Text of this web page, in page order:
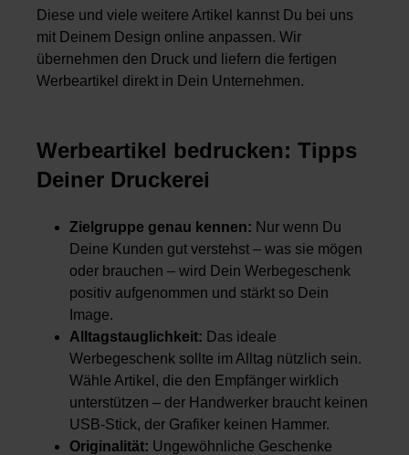
Diese und viele weitere Artikel kannst Du bei uns
mit Deinem Design online anpassen. Wir
übernehmen den Druck und liefern die fertigen
Werbeartikel direkt in Dein Unternehmen.
Werbeartikel bedrucken: Tipps
Deiner Druckerei
Zielgruppe genau kennen: Nur wenn Du
Deine Kunden gut verstehst – was sie mögen
oder brauchen – wird Dein Werbegeschenk
positiv aufgenommen und stärkt so Dein
Image.
Alltagstauglichkeit: Das ideale
Werbegeschenk sollte im Alltag nützlich sein.
Wähle Artikel, die den Empfänger wirklich
unterstützen – der Handwerker braucht keinen
USB-Stick, der Grafiker keinen Hammer.
Originalität: Ungewöhnliche Geschenke